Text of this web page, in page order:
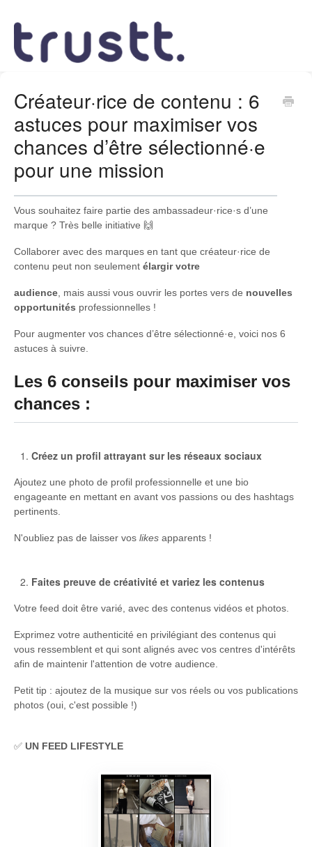
Créateur·rice de contenu : 6
astuces pour maximiser vos
chances d’être sélectionné·e
pour une mission
Vous souhaitez faire partie des ambassadeur·rice·s d’une
marque ? Très belle initiative 🙌
Collaborer avec des marques en tant que créateur·rice de
contenu peut non seulement élargir votre
audience, mais aussi vous ouvrir les portes vers de nouvelles
opportunités professionnelles !
Pour augmenter vos chances d’être sélectionné·e, voici nos 6
astuces à suivre.
Les 6 conseils pour maximiser vos
chances :
Créez un profil attrayant sur les réseaux sociaux
Ajoutez une photo de profil professionnelle et une bio
engageante en mettant en avant vos passions ou des hashtags
pertinents.
N'oubliez pas de laisser vos likes apparents !
Faites preuve de créativité et variez les contenus
Votre feed doit être varié, avec des contenus vidéos et photos.
Exprimez votre authenticité en privilégiant des contenus qui
vous ressemblent et qui sont alignés avec vos centres d'intérêts
afin de maintenir l'attention de votre audience.
Petit tip : ajoutez de la musique sur vos réels ou vos publications
photos (oui, c'est possible !)
✅ UN FEED LIFESTYLE